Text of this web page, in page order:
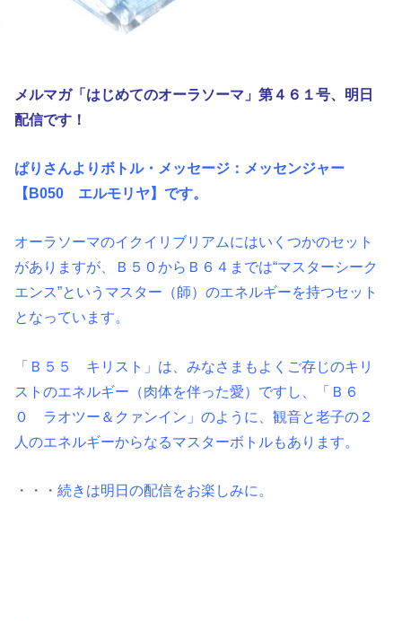
メルマガ「はじめてのオーラソーマ」第４６１号、明日
配信です！
ぱりさんよりボトル・メッセージ： メッセンジャー
【B050 エルモリヤ】です。
オーラソーマのイクイリブリアムにはいくつかのセット
がありますが、Ｂ５０からＢ６４までは“マスターシーク
エンス”というマスター（師）のエネルギーを持つセット
となっています。
「Ｂ５５ キリスト」は、みなさまもよくご存じのキリ
ストのエネルギー（肉体を伴った愛）ですし、「Ｂ６
０ ラオツー＆クァンイン」のように、観音と老子の２
人のエネルギーからなるマスターボトルもあります。
・・・続きは明日の配信をお楽しみに。